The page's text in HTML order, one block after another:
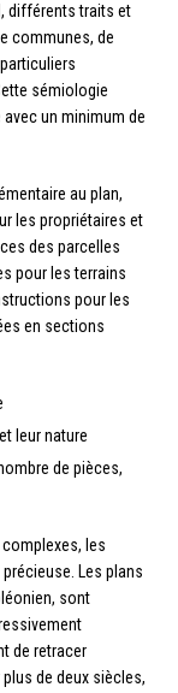
, différents traits et
communes, de
sémiologie
un minimum de
au plan,
les propriétaires et
des parcelles
pour les terrains
pour les
en sections
leur nature
de pièces,
les
Les plans
sont
de retracer
de deux siècles,